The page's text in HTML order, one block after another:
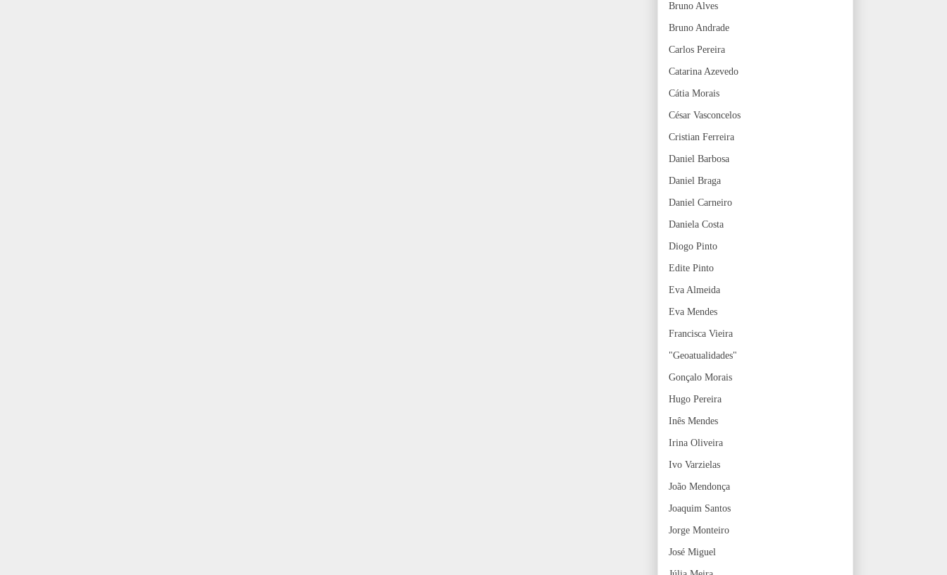
Bruno Alves
Bruno Andrade
Carlos Pereira
Catarina Azevedo
Cátia Morais
César Vasconcelos
Cristian Ferreira
Daniel Barbosa
Daniel Braga
Daniel Carneiro
Daniela Costa
Diogo Pinto
Edite Pinto
Eva Almeida
Eva Mendes
Francisca Vieira
"Geoatualidades"
Gonçalo Morais
Hugo Pereira
Inês Mendes
Irina Oliveira
Ivo Varzielas
João Mendonça
Joaquim Santos
Jorge Monteiro
José Miguel